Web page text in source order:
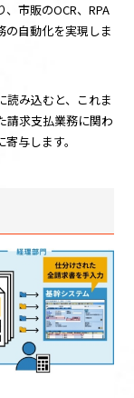
市販のOCR、RPA
の自動化を実現しま
読み込むと、これま
請求支払業務に関わ
与します。